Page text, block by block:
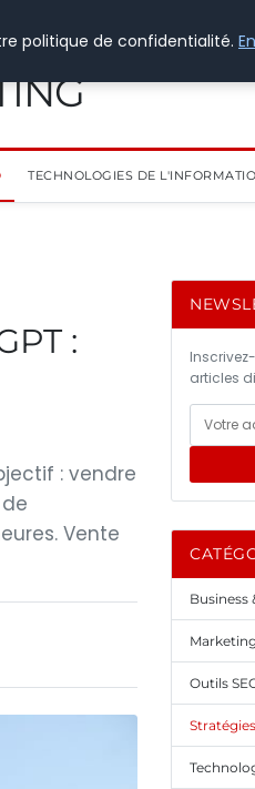
TECHNOLOGIES DE
:
: vendre
Vente
articles
Business
Outils
politique de confidentialité.